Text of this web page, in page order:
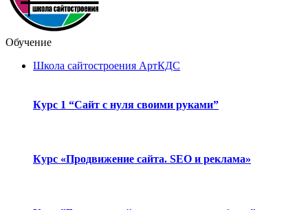
Обучение
Школа сайтостроения АртКДС
Курс 1 “Сайт с нуля своими руками”
Курс «Продвижение сайта. SEO и реклама»